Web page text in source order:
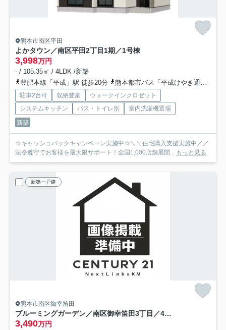
熊本市南区平田
よかタウン／南区平田2丁目1期／1号棟
3,998万円
- / 105.35㎡ / 4LDK /新築
豊肥本線「平成」駅 徒歩20分
熊本都市バス「平成けやき通り」バス停下車 徒歩4分
駐車2台可 収納豊富
ウォークインクロゼット
システムキッチン
バス・トイレ別
室内洗濯機置場
新築
☆キャッシュバックキャンペーン実施中☆＼＼住宅購入支援実施中／／
法令遵守でお客様を最大限サポート！全国1,000店舗展開... もっと見る
新築一戸建
熊本市南区御幸笛田
ブルーミングガーデン／南区御幸笛田3丁目／4号棟
3,490万円